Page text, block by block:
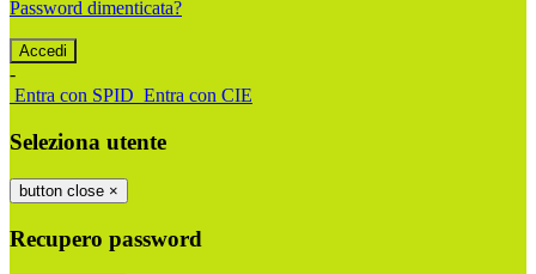
Password dimenticata?
-
Entra con SPID Entra con CIE
Seleziona utente
button close ×
Recupero password